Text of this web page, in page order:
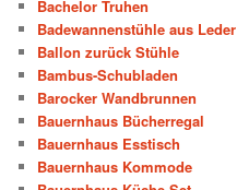
Bachelor Truhen
Badewannenstühle aus Leder
Ballon zurück Stühle
Bambus-Schubladen
Barocker Wandbrunnen
Bauernhaus Bücherregal
Bauernhaus Esstisch
Bauernhaus Kommode